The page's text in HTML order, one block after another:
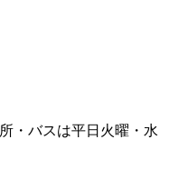
・バスは平日火曜・水